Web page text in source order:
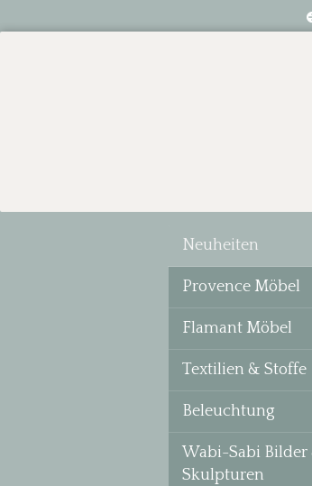
Neuheiten
Provence Möbel
Flamant Möbel
Textilien & Stoffe
Beleuchtung
Wabi-Sabi Bilder
Skulpturen